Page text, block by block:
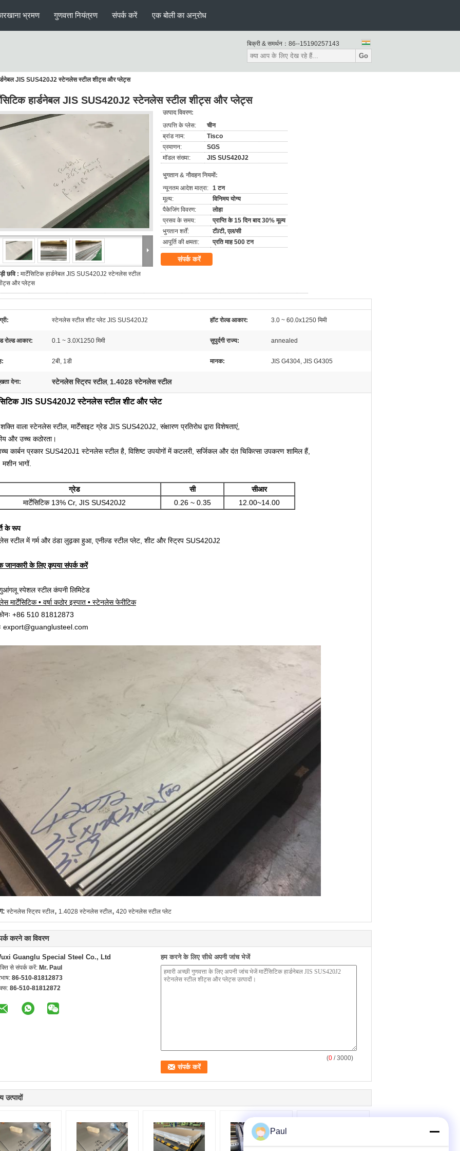
भ्रमण गुणवत्ता नियंत्रण संपर्क करें एक बोली का अनुरोध
बिक्री & समर्थन： 86--15190257143
Go
JIS SUS420J2 स्टेनलेस स्टील शीट्स और प्लेट्स
हार्डनेबल JIS SUS420J2 स्टेनलेस स्टील शीट्स और प्लेट्स
छवि : मार्टेंसिटिक हार्डनेबल JIS SUS420J2 स्टेनलेस स्टील
और प्लेट्स
उत्पाद विवरण:
उत्पत्ति के प्लेस:
चीन
ब्रांड नाम:
Tisco
प्रमाणन:
SGS
मॉडल संख्या:
JIS SUS420J2
भुगतान & नौवहन नियमों:
न्यूनतम आदेश मात्रा: 1 टन
मूल्य:
विनिमय योग्य
पैकेजिंग विवरण:
लोहा
प्रसव के समय:
प्राप्ति के 15 दिन बाद 30% मूल्य
भुगतान शर्तें:
टी/टी, एल/सी
आपूर्ति की क्षमता:
प्रति माह 500 टन
संपर्क करें
स्टेनलेस स्टील शीट प्लेट JIS SUS420J2 हॉट रोल्ड आकार: 3.0 ~ 60.0x1250 मिमी
रोल्ड आकार: 0.1 ~ 3.0X1250 मिमी सुपुर्दगी राज्य: annealed
2बी, 1डी मानक: JIS G4304, JIS G4305
देना: स्टेनलेस स्ट्रिप स्टील, 1.4028 स्टेनलेस स्टील
JIS SUS420J2 स्टेनलेस स्टील शीट और प्लेट
वाला स्टेनलेस स्टील, मार्टेंसाइट ग्रेड JIS SUS420J2, संक्षारण प्रतिरोध द्वारा विशेषताएं,
और उच्च कठोरता।
कार्बन प्रकार SUS420J1 स्टेनलेस स्टील है, विशिष्ट उपयोगों में कटलरी, सर्जिकल और दंत चिकित्सा उपकरण शामिल हैं,
भागों.
ग्रेड सी
सीआर
मार्टेंसिटिक 13% Cr, JIS SUS420J2
0.26 ~ 0.35 12.00~14.00
के रूप
स्टील में गर्म और ठंडा लुढ़का हुआ, एनील्ड स्टील प्लेट, शीट और स्ट्रिप SUS420J2
जानकारी के लिए कृपया संपर्क करें
स्पेशल स्टील कंपनी लिमिटेड
मार्टेंसिटिक • वर्षा कठोर इस्पात • स्टेनलेस फेरीटिक
+86 510 81812873
export@guanglusteel.com
स्टेनलेस स्ट्रिप स्टील, 1.4028 स्टेनलेस स्टील, 420 स्टेनलेस स्टील प्लेट
करने का विवरण
Guanglu Special Steel Co., Ltd
से संपर्क करें: Mr. Paul
86-510-81812873
86-510-81812872
हम करने के लिए सीधे अपनी जांच भेजें
(0 / 3000)
उत्पादों
Paul